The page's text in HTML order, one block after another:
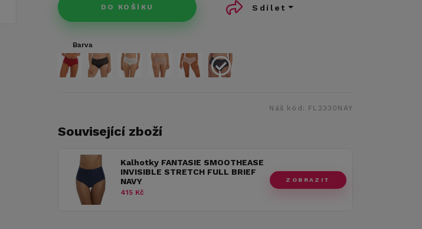
DO KOŠÍKU Sdílet
Barva
Náš kód: FL2330NAY
Související zboží
Kalhotky FANTASIE SMOOTHEASE
INVISIBLE STRETCH FULL BRIEF
NAVY
415 Kč
ZOBRAZIT